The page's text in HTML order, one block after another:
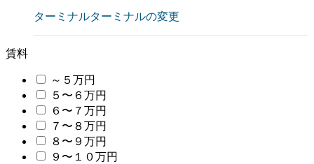
ターミナルターミナルの変更
賃料
～５万円
５〜６万円
６〜７万円
７〜８万円
８〜９万円
９〜１０万円